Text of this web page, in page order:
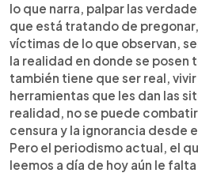
lo que narra, palpar las
que está tratando de
víctimas de lo que observan,
la realidad en donde se posen
también tiene que ser real, vivir
herramientas que les dan las
realidad, no se puede
censura y la ignorancia desde
Pero el periodismo actual, el
leemos a día de hoy aún le